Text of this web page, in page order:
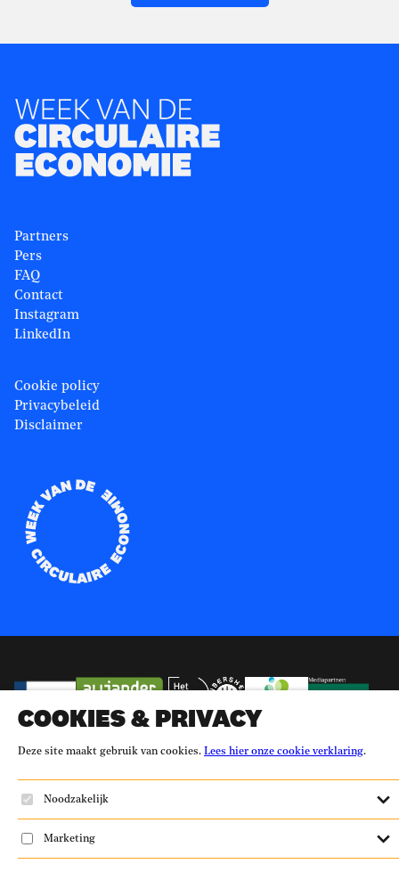
Partners
Pers
FAQ
Contact
Instagram
LinkedIn
Cookie policy
Privacybeleid
Disclaimer
Partners
Ministerie Infrastructuur en Waterstaat
Alliander Het Groene Brein
Fibershed
Verpact Change Inc.
Duurzaam-ondernemen.nl
Versnellingshuis Duurzaamheid.nl